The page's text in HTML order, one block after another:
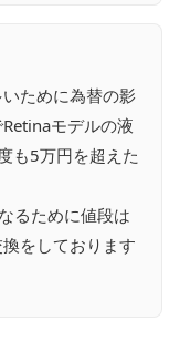
ために為替の影
モデルの液
も5万円を超えた
るために値段は
をしております